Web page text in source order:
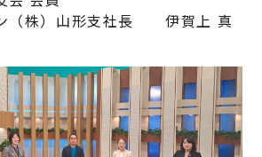
（株）山形支社長 伊賀上 真